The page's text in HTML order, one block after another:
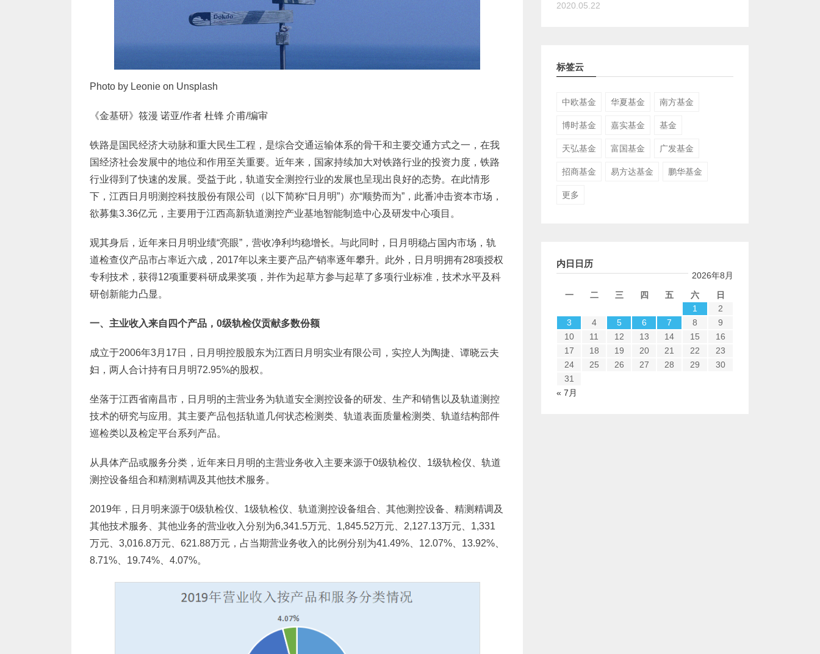
Photo by Leonie on Unsplash
《金基研》筱漫 诺亚/作者 杜锋 介甫/编审
铁路是国民经济大动脉和重大民生工程，是综合交通运输体系的骨干和主要交通方式之一，在我
国经济社会发展中的地位和作用至关重要。近年来，国家持续加大对铁路行业的投资力度，铁路
行业得到了快速的发展。受益于此，轨道安全测控行业的发展也呈现出良好的态势。在此情形
下，江西日月明测控科技股份有限公司（以下简称“日月明”）亦“顺势而为”，此番冲击资本市场，
欲募集3.36亿元，主要用于江西高新轨道测控产业基地智能制造中心及研发中心项目。
观其身后，近年来日月明业绩“亮眼”，营收净利均稳增长。与此同时，日月明稳占国内市场，轨
道检查仪产品市占率近六成，2017年以来主要产品产销率逐年攀升。此外，日月明拥有28项授权
专利技术，获得12项重要科研成果奖项，并作为起草方参与起草了多项行业标准，技术水平及科
研创新能力凸显。
一、主业收入来自四个产品，0级轨检仪贡献多数份额
成立于2006年3月17日，日月明控股股东为江西日月明实业有限公司，实控人为陶捷、谭晓云夫
妇，两人合计持有日月明72.95%的股权。
坐落于江西省南昌市，日月明的主营业务为轨道安全测控设备的研发、生产和销售以及轨道测控
技术的研究与应用。其主要产品包括轨道几何状态检测类、轨道表面质量检测类、轨道结构部件
巡检类以及检定平台系列产品。
从具体产品或服务分类，近年来日月明的主营业务收入主要来源于0级轨检仪、1级轨检仪、轨道
测控设备组合和精测精调及其他技术服务。
2019年，日月明来源于0级轨检仪、1级轨检仪、轨道测控设备组合、其他测控设备、精测精调及
其他技术服务、其他业务的营业收入分别为6,341.5万元、1,845.52万元、2,127.13万元、1,331
万元、3,016.8万元、621.88万元，占当期营业务收入的比例分别为41.49%、12.07%、13.92%、
8.71%、19.74%、4.07%。
2020.05.22
标签云
中欧基金 华夏基金 南方基金
博时基金 嘉实基金 基金
天弘基金 富国基金 广发基金
招商基金 易方达基金 鹏华基金
更多
内日日历
2026年8月
一
二 三 四 五 六
日
1
2
3
4 5 6 7 8
9
10
11 12 13 14 15
16
17
18 19 20 21 22
23
24
25 26 27 28 29
30
31
« 7月